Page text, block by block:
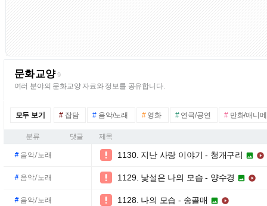
문화교양 9
여러 분야의 문화교양 자료와 정보를 공유합니다.
모두 보기 # 잡담 # 음악/노래 #영화 #연극/공연 # 만화/애니
분류 댓글 제목
#음악/노래  1130. 지난 사랑 이야기 - 청개구리  
#음악/노래  1129. 낯설은 나의 모습 - 양수경  
#음악/노래  1128. 나의 모습 - 송골매  